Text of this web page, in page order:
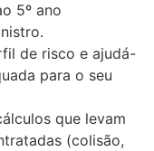
5º ano
de risco e ajudá-
para o seu
que levam
(colisão,